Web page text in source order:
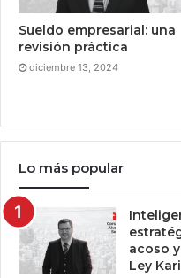
Sueldo empresarial: una
revisión práctica
diciembre 13, 2024
Lo más popular
acoso
Ley